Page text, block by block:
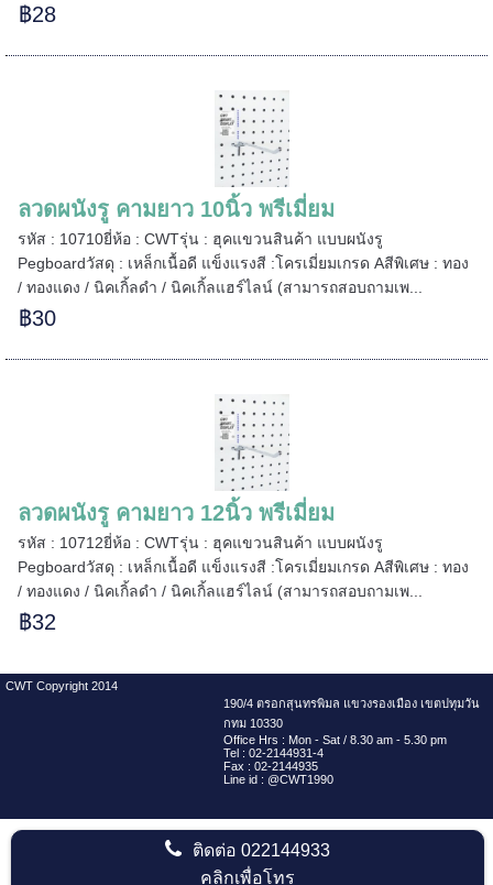
฿28
ลวดผนังรู คามยาว 10นิ้ว พรีเมี่ยม
รหัส : 10710ยี่ห้อ : CWTรุ่น : ฮุคแขวนสินค้า แบบผนังรู
Pegboardวัสดุ : เหล็กเนื้อดี แข็งแรงสี :โครเมี่ยมเกรด Aสีพิเศษ : ทอง
/ ทองแดง / นิคเกิ้ลดำ / นิคเกิ้ลแฮร์ไลน์ (สามารถสอบถามเพ...
฿30
ลวดผนังรู คามยาว 12นิ้ว พรีเมี่ยม
รหัส : 10712ยี่ห้อ : CWTรุ่น : ฮุคแขวนสินค้า แบบผนังรู
Pegboardวัสดุ : เหล็กเนื้อดี แข็งแรงสี :โครเมี่ยมเกรด Aสีพิเศษ : ทอง
/ ทองแดง / นิคเกิ้ลดำ / นิคเกิ้ลแฮร์ไลน์ (สามารถสอบถามเพ...
฿32
CWT Copyright 2014
190/4 ตรอกสุนทรพิมล แขวงรองเมือง เขตปทุมวัน
กทม 10330
Office Hrs : Mon - Sat / 8.30 am - 5.30 pm
Tel : 02-2144931-4
Fax : 02-2144935
Line id : @CWT1990
ติดต่อ 022144933
คลิกเพื่อโทร